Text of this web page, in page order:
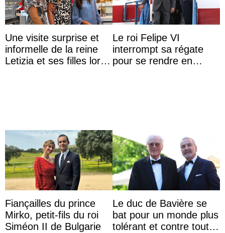
Une visite surprise et
informelle de la reine
Letizia et ses filles lors
Le roi Felipe VI
interrompt sa régate
pour se rendre en
Fiançailles du prince
Mirko, petit-fils du roi
Siméon II de Bulgarie
Le duc de Bavière se
bat pour un monde plus
tolérant et contre toute